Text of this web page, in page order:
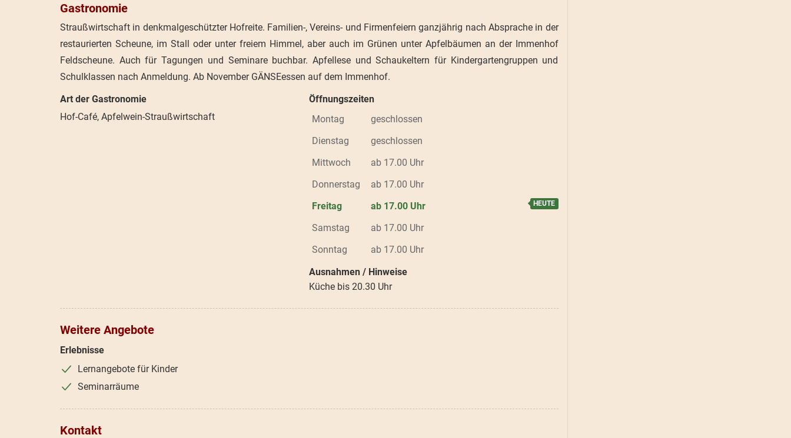
Gastronomie
Straußwirtschaft in denkmalgeschützter Hofreite. Familien-, Vereins- und Firmenfeiern ganzjährig nach Absprache in der
restaurierten Scheune, im Stall oder unter freiem Himmel, aber auch im Grünen unter Apfelbäumen an der Immenhof
Feldscheune. Auch für Tagungen und Seminare buchbar. Apfellese und Schaukeltern für Kindergartengruppen und
Schulklassen nach Anmeldung. Ab November GÄNSEessen auf dem Immenhof.
Art der Gastronomie
Hof-Café, Apfelwein-Straußwirtschaft
Öffnungszeiten
Montag
geschlossen
Dienstag
geschlossen
Mittwoch
ab 17.00 Uhr
Donnerstag
ab 17.00 Uhr
Freitag
ab 17.00 Uhr
Samstag
ab 17.00 Uhr
Sonntag
ab 17.00 Uhr
Ausnahmen / Hinweise
Küche bis 20.30 Uhr
Weitere Angebote
Erlebnisse
Lernangebote für Kinder
Seminarräume
Kontakt